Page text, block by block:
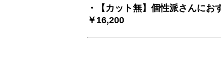
・【カット無】個性派さんに
￥16,200